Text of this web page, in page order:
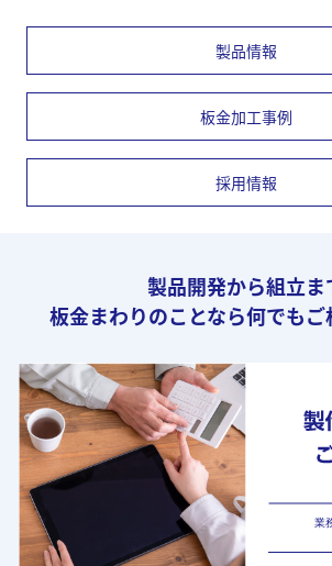
製品情報
板金加工事例
採用情報
製品開発から組立ま
板金まわりのことなら何でも
業